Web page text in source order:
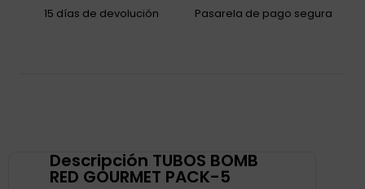
15 días de devolución Pasarela de pago segura
Descripción TUBOS BOMB
RED GOURMET PACK-5